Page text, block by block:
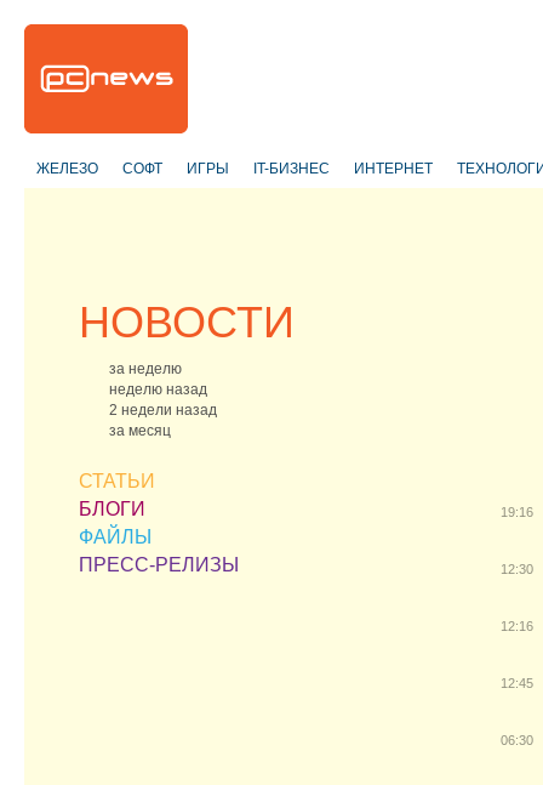
ЖЕЛЕЗО СОФТ ИГРЫ IT-БИЗНЕС ИНТЕРНЕТ
НОВОСТИ
за неделю
неделю назад
2 недели назад
за месяц
СТАТЬИ
БЛОГИ
ФАЙЛЫ
ПРЕСС-РЕЛИЗЫ
19:16
12:30
12:16
12:45
06:30